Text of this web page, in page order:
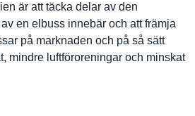
är att täcka delar av den
en elbuss innebär och att främja
på marknaden och på så sätt
mindre luftförore­ningar och minskat